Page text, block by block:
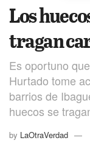
Los
tragan
Es oportuno
Hurtado tome
barrios de
huecos se
by LaOtraVerdad